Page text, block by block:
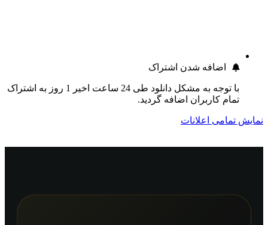
اضافه شدن اشتراک
با توجه به مشکل دانلود طی 24 ساعت اخیر 1 روز به اشتراک
تمام کاربران اضافه گردید.
نمایش تمامی اعلانات